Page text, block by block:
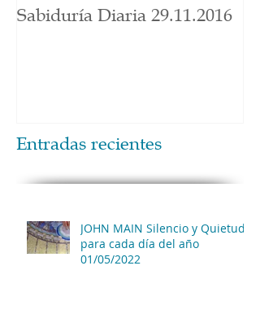
Sabiduría Diaria 29.11.2016
Entradas recientes
JOHN MAIN Silencio y Quietud
para cada día del año
01/05/2022